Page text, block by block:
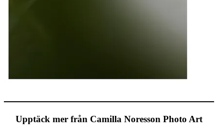
Upptäck mer från Camilla Noresson Photo Art